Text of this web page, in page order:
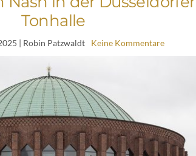
Tonhalle
| Robin Patzwaldt Keine Kommentare